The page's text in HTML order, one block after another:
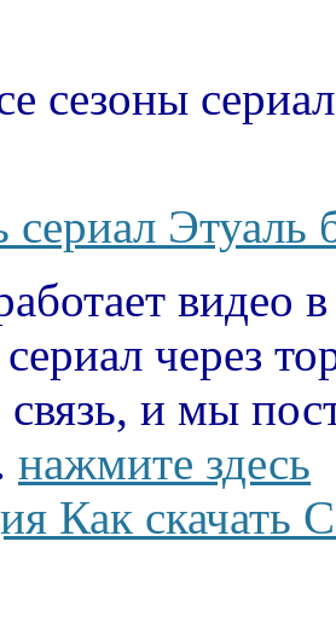
сезоны
сериал Этуаль
видео
сериал через
и мы
нажмите здесь
Как скачать